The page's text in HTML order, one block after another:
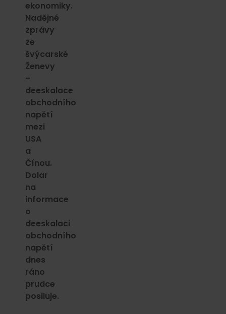
ekonomiky.
Nadějné
zprávy
ze
švýcarské
Ženevy
–
deeskalace
obchodního
napětí
mezi
USA
a
Čínou.
Dolar
na
informace
o
deeskalaci
obchodního
napětí
dnes
ráno
prudce
posiluje.